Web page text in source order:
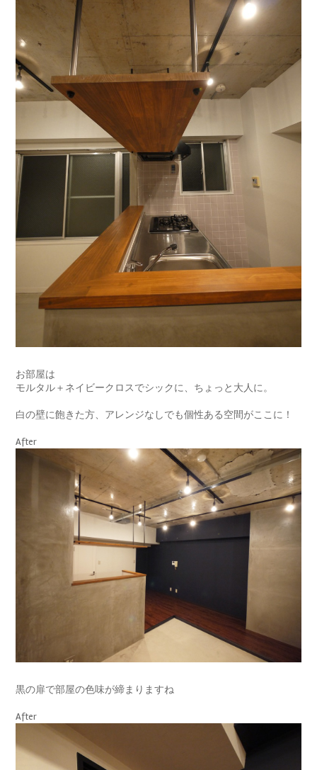
お部屋は
モルタル＋ネイビークロスでシックに、ちょっと大人に。
白の壁に飽きた方、アレンジなしでも個性ある空間がここに！
After
黒の扉で部屋の色味が締まりますね
After